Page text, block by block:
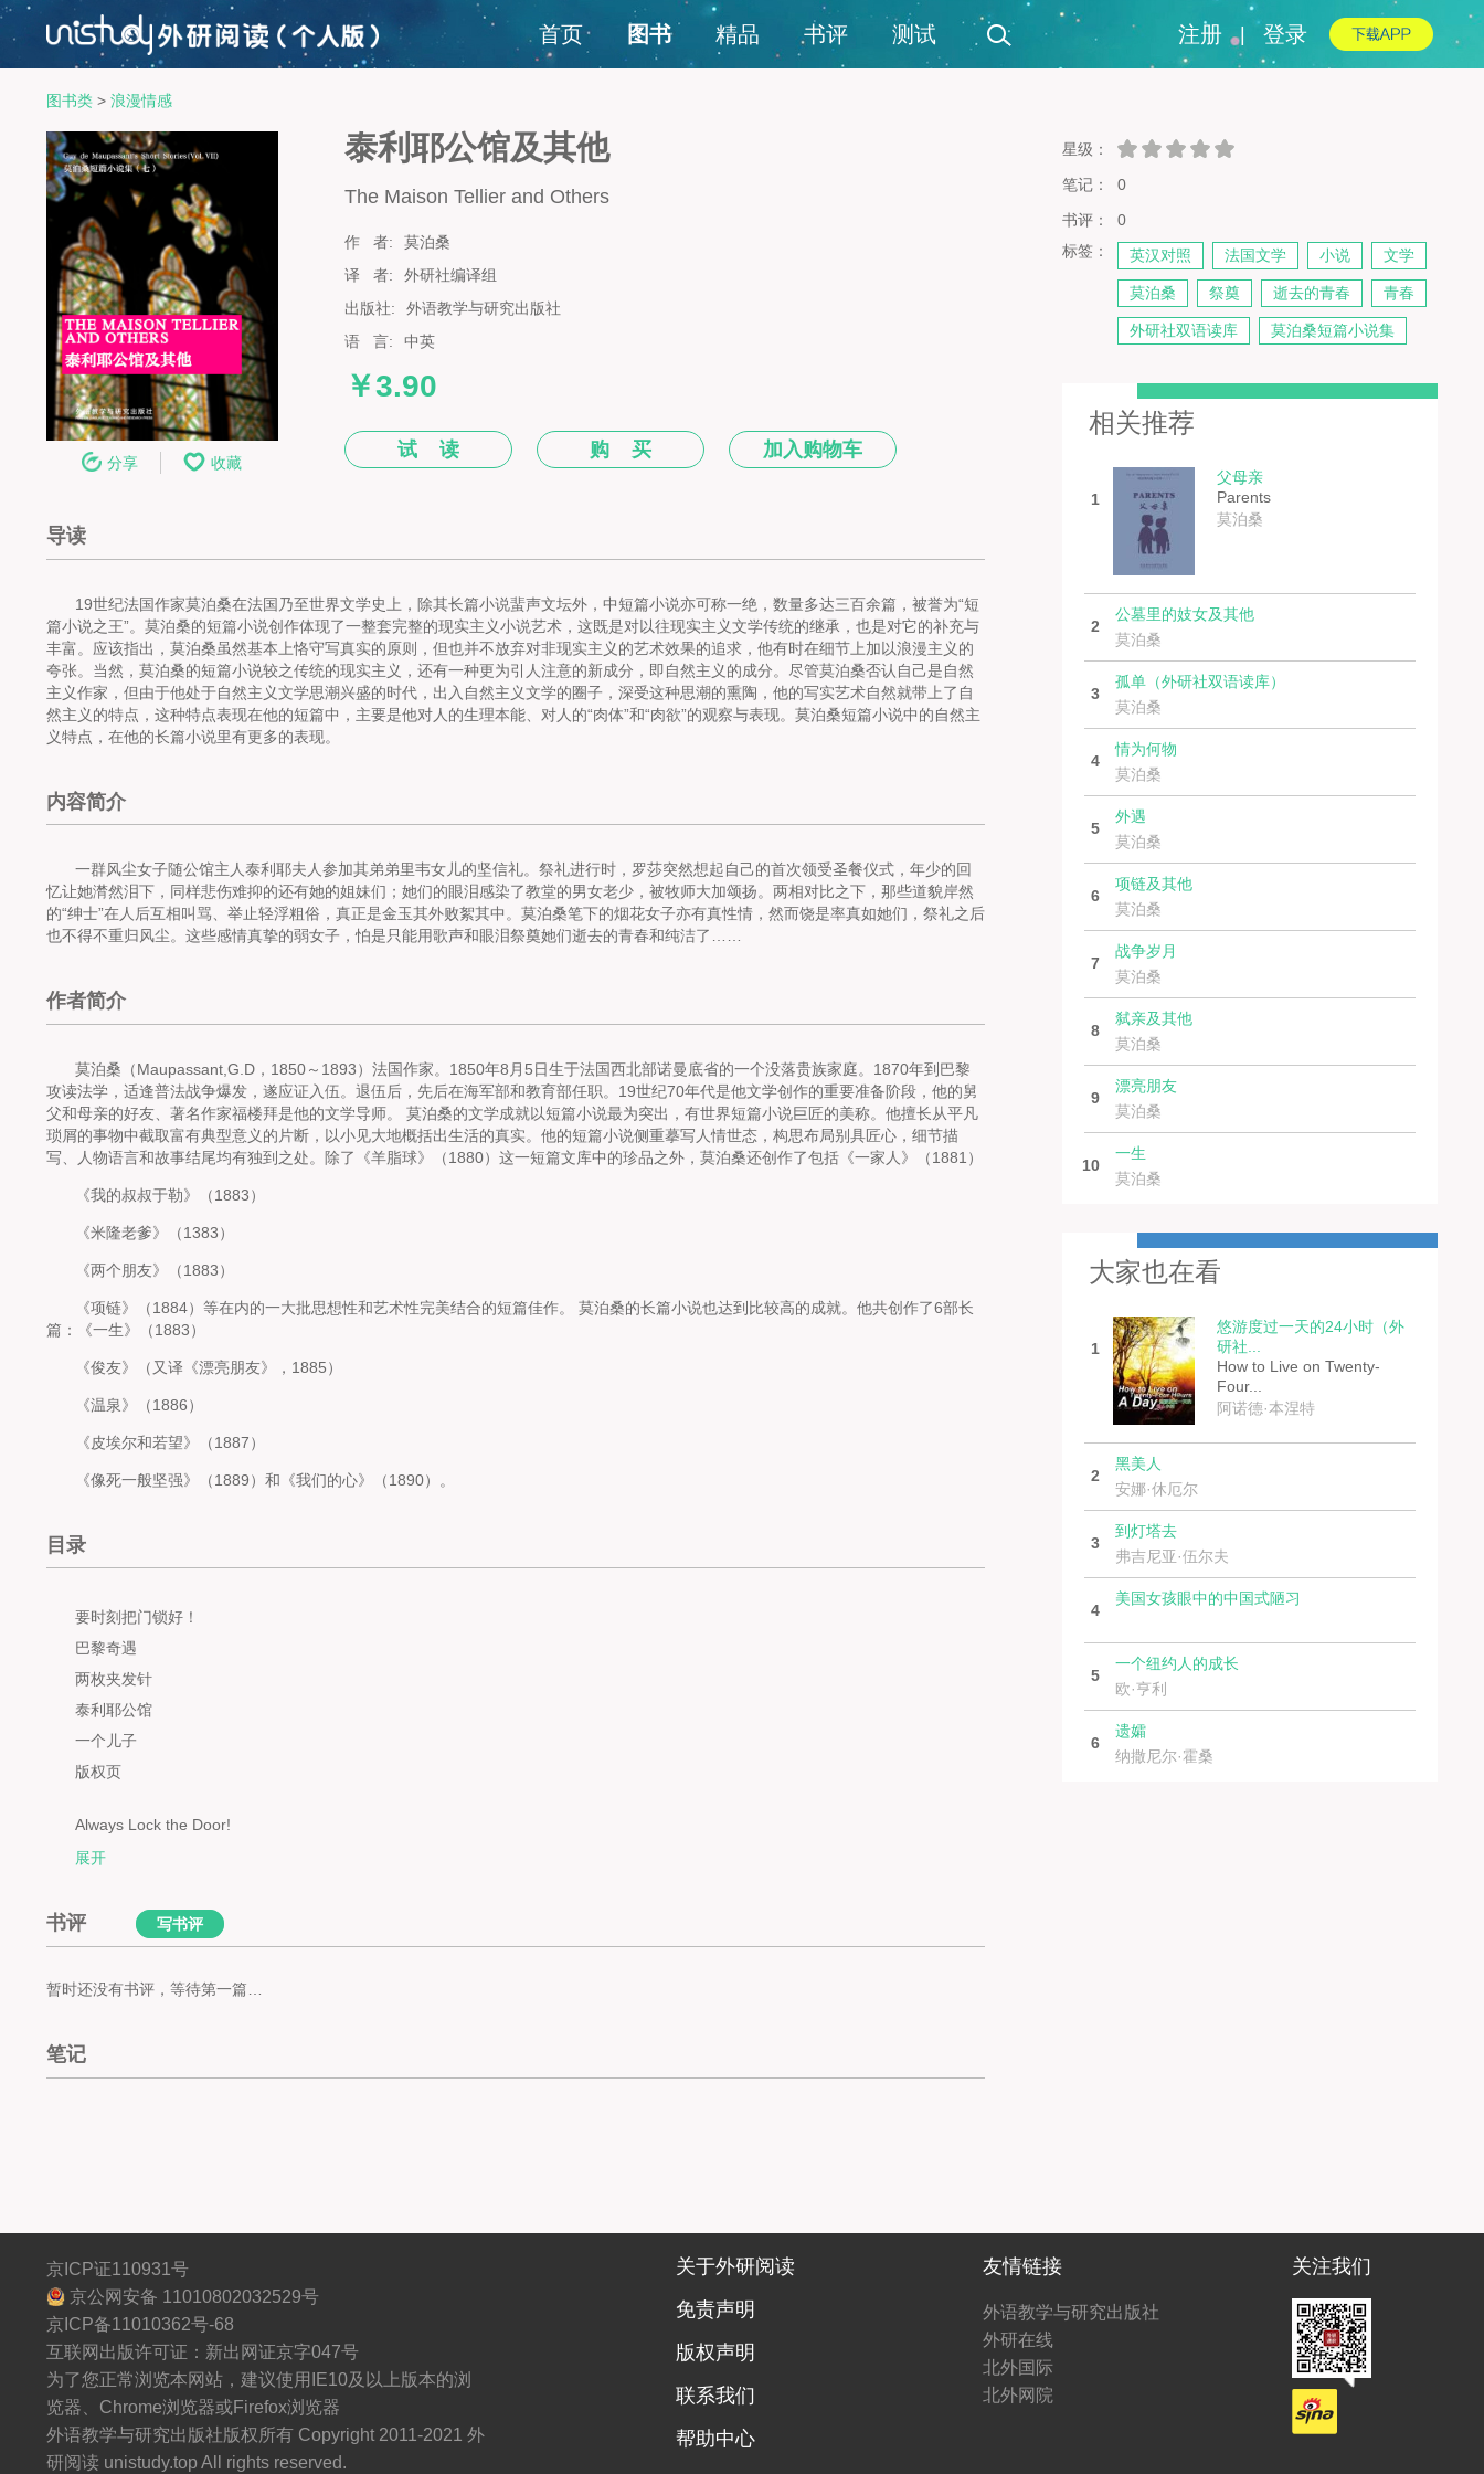
首页 图书 精品 书评 测试 注册 登录
图书类 > 浪漫情感
分享 收藏
泰利耶公馆及其他
The Maison Tellier and Others
作 者:
莫泊桑
译 者:
外研社编译组
出版社:
外语教学与研究出版社
语 言:
中英
￥3.90
试 读 购 买 加入购物车
导读
19世纪法国作家莫泊桑在法国乃至世界文学史上，除其长篇小说蜚声文坛外，中短篇小说亦可称一绝，数量多达三百余篇，被誉为“短
篇小说之王”。莫泊桑的短篇小说创作体现了一整套完整的现实主义小说艺术，这既是对以往现实主义文学传统的继承，也是对它的补充与
丰富。应该指出，莫泊桑虽然基本上恪守写真实的原则，但也并不放弃对非现实主义的艺术效果的追求，他有时在细节上加以浪漫主义的
夸张。当然，莫泊桑的短篇小说较之传统的现实主义，还有一种更为引人注意的新成分，即自然主义的成分。尽管莫泊桑否认自己是自然
主义作家，但由于他处于自然主义文学思潮兴盛的时代，出入自然主义文学的圈子，深受这种思潮的熏陶，他的写实艺术自然就带上了自
然主义的特点，这种特点表现在他的短篇中，主要是他对人的生理本能、对人的“肉体”和“肉欲”的观察与表现。莫泊桑短篇小说中的自然主
义特点，在他的长篇小说里有更多的表现。
内容简介
一群风尘女子随公馆主人泰利耶夫人参加其弟弟里韦女儿的坚信礼。祭礼进行时，罗莎突然想起自己的首次领受圣餐仪式，年少的回
忆让她潸然泪下，同样悲伤难抑的还有她的姐妹们；她们的眼泪感染了教堂的男女老少，被牧师大加颂扬。两相对比之下，那些道貌岸然
的“绅士”在人后互相叫骂、举止轻浮粗俗，真正是金玉其外败絮其中。莫泊桑笔下的烟花女子亦有真性情，然而饶是率真如她们，祭礼之后
也不得不重归风尘。这些感情真挚的弱女子，怕是只能用歌声和眼泪祭奠她们逝去的青春和纯洁了……
作者简介
莫泊桑（Maupassant,G.D，1850～1893）法国作家。1850年8月5日生于法国西北部诺曼底省的一个没落贵族家庭。1870年到巴黎
攻读法学，适逢普法战争爆发，遂应证入伍。退伍后，先后在海军部和教育部任职。19世纪70年代是他文学创作的重要准备阶段，他的舅
父和母亲的好友、著名作家福楼拜是他的文学导师。 莫泊桑的文学成就以短篇小说最为突出，有世界短篇小说巨匠的美称。他擅长从平凡
琐屑的事物中截取富有典型意义的片断，以小见大地概括出生活的真实。他的短篇小说侧重摹写人情世态，构思布局别具匠心，细节描
写、人物语言和故事结尾均有独到之处。除了《羊脂球》（1880）这一短篇文库中的珍品之外，莫泊桑还创作了包括《一家人》（1881）
《我的叔叔于勒》（1883）
《米隆老爹》（1383）
《两个朋友》（1883）
《项链》（1884）等在内的一大批思想性和艺术性完美结合的短篇佳作。 莫泊桑的长篇小说也达到比较高的成就。他共创作了6部长
篇：《一生》（1883）
《俊友》（又译《漂亮朋友》，1885）
《温泉》（1886）
《皮埃尔和若望》（1887）
《像死一般坚强》（1889）和《我们的心》（1890）。
目录
要时刻把门锁好！
巴黎奇遇
两枚夹发针
泰利耶公馆
一个儿子
版权页
Always Lock the Door!
An Adventure in Paris
The Maison Tellier
The Son
版权页
展开
书评 写书评
暂时还没有书评，等待第一篇…
笔记
星级：
笔记： 0
书评： 0
标签：
英汉对照 法国文学 小说 文学
莫泊桑 祭奠 逝去的青春 青春
外研社双语读库 莫泊桑短篇小说集
相关推荐
1
父母亲
Parents
莫泊桑
2
公墓里的妓女及其他
莫泊桑
3
孤单（外研社双语读库）
莫泊桑
4
情为何物
莫泊桑
5
外遇
莫泊桑
6
项链及其他
莫泊桑
7
战争岁月
莫泊桑
8
弑亲及其他
莫泊桑
9
漂亮朋友
莫泊桑
10
一生
莫泊桑
大家也在看
1
悠游度过一天的24小时（外
研社...
How to Live on Twenty-
Four...
阿诺德·本涅特
2
黑美人
安娜·休厄尔
3
到灯塔去
弗吉尼亚·伍尔夫
4
美国女孩眼中的中国式陋习
5
一个纽约人的成长
欧·亨利
6
遗孀
纳撒尼尔·霍桑
京ICP证110931号
京公网安备 11010802032529号
京ICP备11010362号-68
互联网出版许可证：新出网证京字047号
为了您正常浏览本网站，建议使用IE10及以上版本的浏
览器、Chrome浏览器或Firefox浏览器
外语教学与研究出版社版权所有 Copyright 2011-2021 外
研阅读 unistudy.top All rights reserved.
关于外研阅读
免责声明
版权声明
联系我们
帮助中心
友情链接
外语教学与研究出版社
外研在线
北外国际
北外网院
关注我们